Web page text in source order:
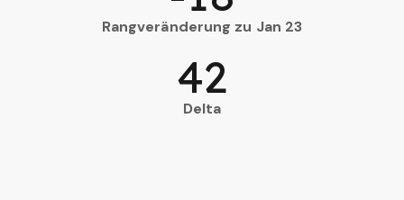
Rangveränderung zu Jan 23
Delta
42